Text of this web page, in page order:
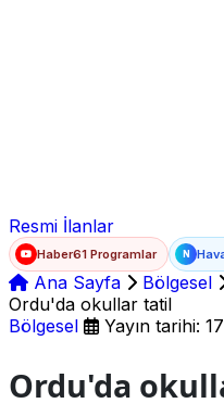
Resmi İlanlar
Haber61 Programlar N
Ana Sayfa
Bölgesel
Ordu'da okullar tatil
Bölgesel
Yayın tarihi:
Ordu'da